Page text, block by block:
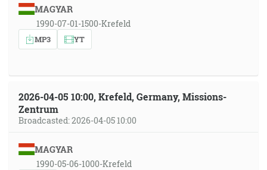
MAGYAR
1990-07-01-1500-Krefeld
MP3 YT
2026-04-05 10:00, Krefeld, Germany, Missions-
Zentrum
Broadcasted: 2026-04-05 10:00
MAGYAR
1990-05-06-1000-Krefeld